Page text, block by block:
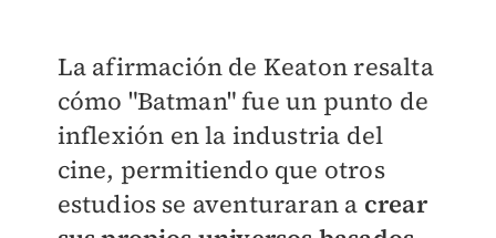
La afirmación de Keaton resalta
cómo "Batman" fue un punto de
inflexión en la industria del
cine, permitiendo que otros
estudios se aventuraran a crear